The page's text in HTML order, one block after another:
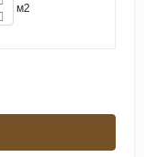
м2